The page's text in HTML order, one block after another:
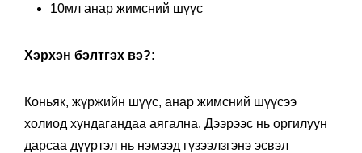
10мл анар жимсний шүүс
Хэрхэн бэлтгэх вэ?:
Коньяк, жүржийн шүүс, анар жимсний шүүсээ
холиод хундагандаа аягална. Дээрээс нь оргилуун
дарсаа дүүртэл нь нэмээд гүзээлзгэнэ эсвэл